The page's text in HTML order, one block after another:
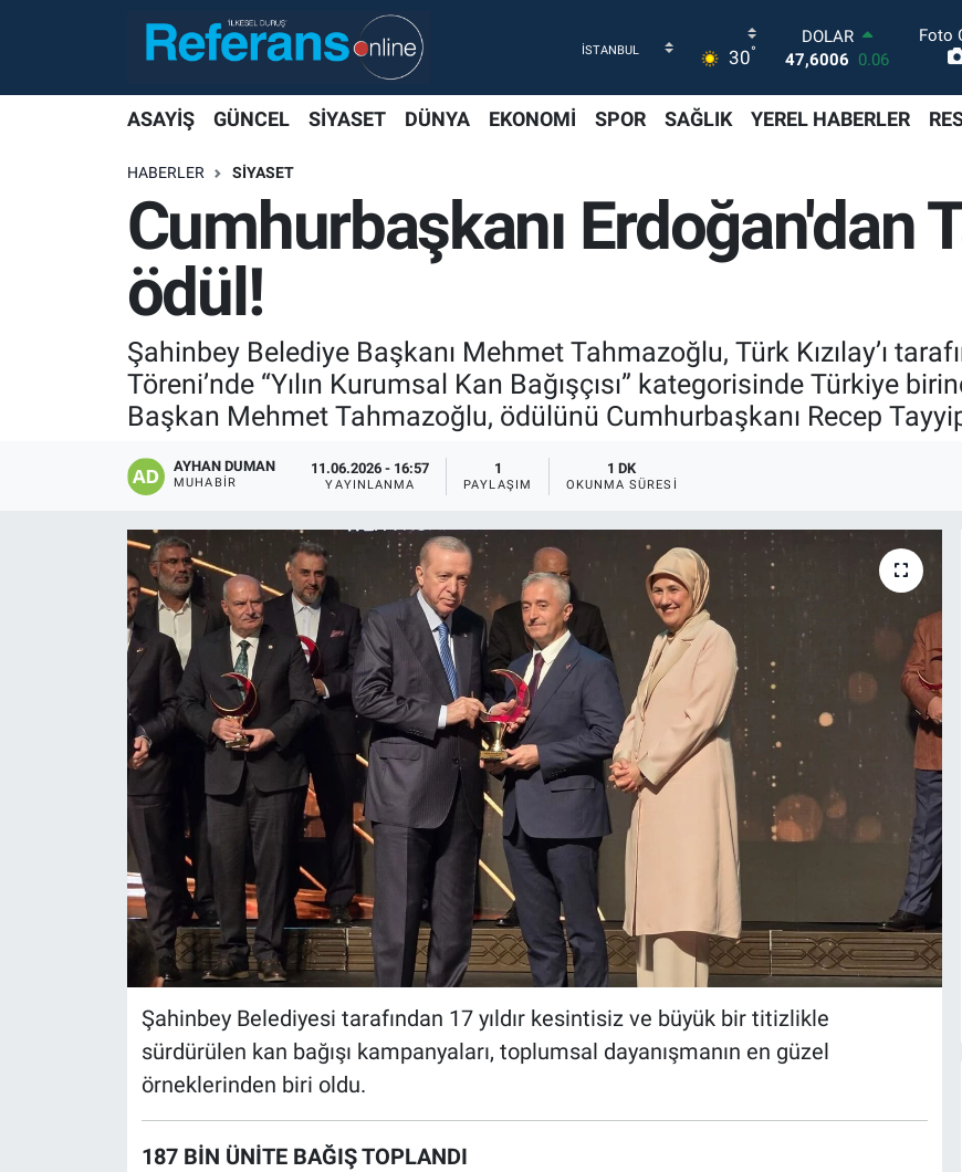
30°
DOLAR
47,6006 0.06
STERLİN
6513.94
BİST100
13.768 48
Foto
ASAYİŞ GÜNCEL SİYASET DÜNYA EKONOMİ SPOR SAĞLIK YEREL HABERLER
HABERLER SİYASET
Cumhurbaşkanı Erdoğan'dan
ödül!
Şahinbey Belediye Başkanı Mehmet Tahmazoğlu, Türk Kızılay’ı
Töreni’nde “Yılın Kurumsal Kan Bağışçısı” kategorisinde Türkiye
Başkan Mehmet Tahmazoğlu, ödülünü Cumhurbaşkanı Recep Tayyip
AYHAN DUMAN
MUHABIR
11.06.2026 - 16:57
YAYINLANMA
1
PAYLAŞIM
1 DK
OKUNMA SÜRESI
Şahinbey Belediyesi tarafından 17 yıldır kesintisiz ve büyük bir titizlikle
sürdürülen kan bağışı kampanyaları, toplumsal dayanışmanın en güzel
örneklerinden biri oldu.
187 BİN ÜNİTE BAĞIŞ TOPLANDI